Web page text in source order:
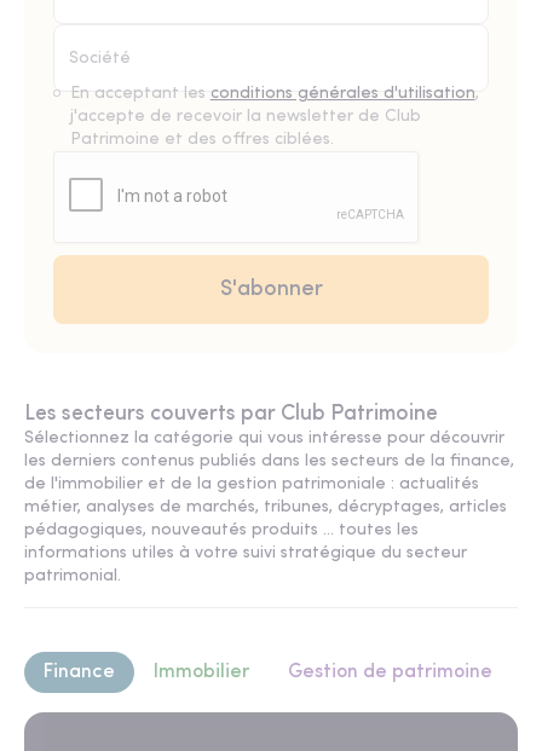
En acceptant les conditions générales d'utilisation,
j'accepte de recevoir la newsletter de Club
Patrimoine et des offres ciblées.
Les secteurs couverts par Club Patrimoine
Sélectionnez la catégorie qui vous intéresse pour découvrir
les derniers contenus publiés dans les secteurs de la finance,
de l'immobilier et de la gestion patrimoniale : actualités
métier, analyses de marchés, tribunes, décryptages, articles
pédagogiques, nouveautés produits ... toutes les
informations utiles à votre suivi stratégique du secteur
patrimonial.
Finance Immobilier Gestion de patrimoine